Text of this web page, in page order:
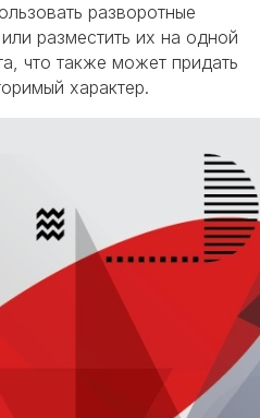
разворотные
разместить их на одной
что также может придать
характер.